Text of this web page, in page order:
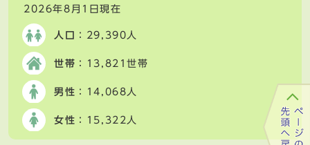
2026年8月1日現在
人口 ：29,390人
世帯 ：13,821世帯
男性 ：14,068人
女性 ：15,322人